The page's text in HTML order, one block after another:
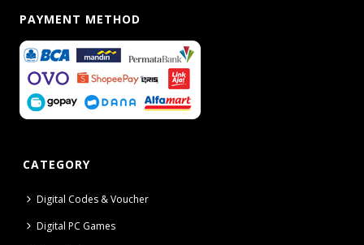
PAYMENT METHOD
CATEGORY
Digital Codes & Voucher
Digital PC Games